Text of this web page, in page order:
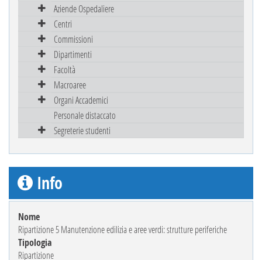
Aziende Ospedaliere
Centri
Commissioni
Dipartimenti
Facoltà
Macroaree
Organi Accademici
Personale distaccato
Segreterie studenti
Info
Nome
Ripartizione 5 Manutenzione edilizia e aree verdi: strutture periferiche
Tipologia
Ripartizione